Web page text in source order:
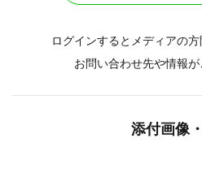
ログインするとメディアの
お問い合わせ先や情報
添付画像